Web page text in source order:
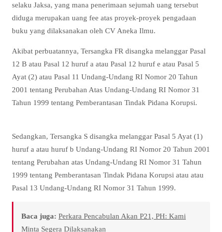
selaku Jaksa, yang mana penerimaan sejumah uang tersebut
diduga merupakan uang fee atas proyek-proyek pengadaan
buku yang dilaksanakan oleh CV Aneka Ilmu.
Akibat perbuatannya, Tersangka FR disangka melanggar Pasal
12 B atau Pasal 12 huruf a atau Pasal 12 huruf e atau Pasal 5
Ayat (2) atau Pasal 11 Undang-Undang RI Nomor 20 Tahun
2001 tentang Perubahan Atas Undang-Undang RI Nomor 31
Tahun 1999 tentang Pemberantasan Tindak Pidana Korupsi.
Sedangkan, Tersangka S disangka melanggar Pasal 5 Ayat (1)
huruf a atau huruf b Undang-Undang RI Nomor 20 Tahun 2001
tentang Perubahan atas Undang-Undang RI Nomor 31 Tahun
1999 tentang Pemberantasan Tindak Pidana Korupsi atau atau
Pasal 13 Undang-Undang RI Nomor 31 Tahun 1999.
Baca juga: Perkara Pencabulan Akan P21, PH: Kami
Minta Segera Dilaksanakan